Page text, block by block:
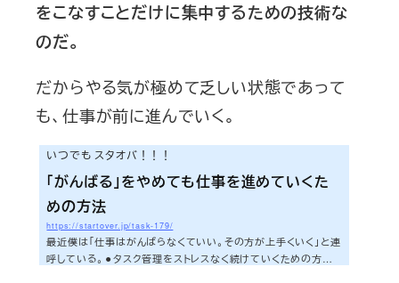
をこなすことだけに集中するための技術な
のだ。
だからやる気が極めて乏しい状態であって
も、仕事が前に進んでいく。
いつでも スタオバ！！！
「がんばる」をやめても仕事を進めていくた
めの方法
https://startover.jp/task-179/
最近僕は「仕事はがんばらなくていい。その方が上手くいく」と連
呼している。⚫︎タスク管理をストレスなく続けていくための方法 |